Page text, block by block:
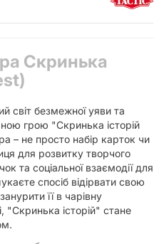
Скринька
світ безмежної уяви та
грою "Скринька історій
– не просто набір карток чи
для розвитку творчого
та соціальної взаємодії для
спосіб відірвати свою
її в чарівну
"Скринька історій" стане